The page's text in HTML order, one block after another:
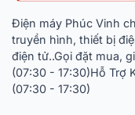
Điện máy Phúc Vinh
truyền hình, thiết bị
điện tử..Gọi đặt mua,
(07:30 - 17:30)Hỗ Trợ
(07:30 - 17:30)